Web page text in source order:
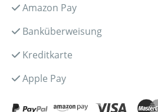
Amazon Pay
Banküberweisung
Kreditkarte
Apple Pay